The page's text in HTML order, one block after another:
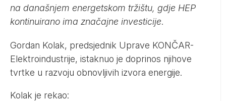
na današnjem energetskom tržištu, gdje HEP
kontinuirano ima značajne investicije.
Gordan Kolak, predsjednik Uprave KONČAR-
Elektroindustrije, istaknuo je doprinos njihove
tvrtke u razvoju obnovljivih izvora energije.
Kolak je rekao: